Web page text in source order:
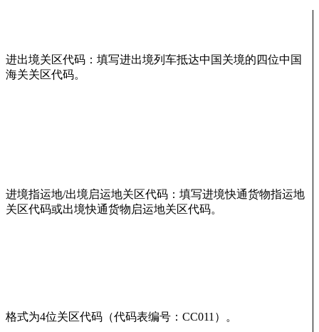
进出境关区代码：填写进出境列车抵达中国关境的四位中国
海关关区代码。
进境指运地/出境启运地关区代码：填写进境快通货物指运地
关区代码或出境快通货物启运地关区代码。
格式为4位关区代码（代码表编号：CC011）。